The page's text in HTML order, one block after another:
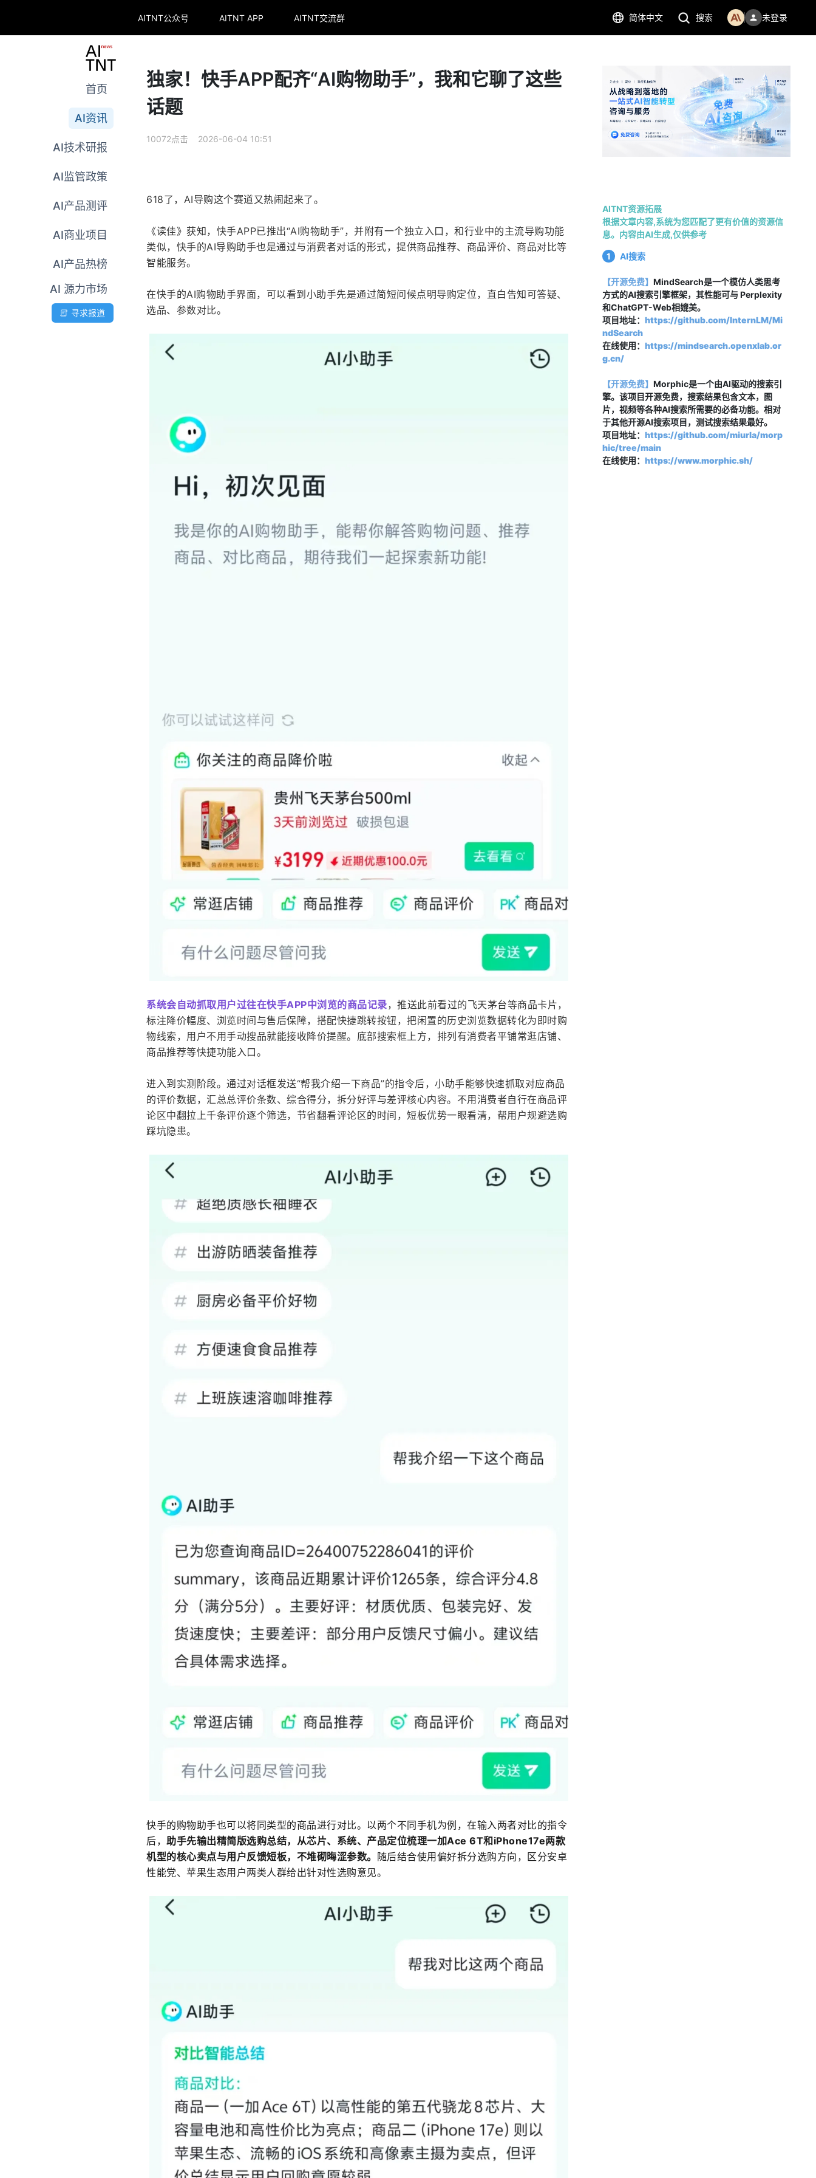
AITNT公众号 AITNT APP AITNT交流群 简体中文 搜索 未登录
首页
AI资讯
AI技术研报
AI监管政策
AI产品测评
AI商业项目
AI产品热榜
AI 源力市场
寻求报道
独家！快手APP配齐“AI购物助手”，我和它聊了这些
话题
10072点击 2026-06-04 10:51
618了，AI导购这个赛道又热闹起来了。
《读佳》获知，快手APP已推出“AI购物助手”，并附有一个独立入口，和行业中的主流导购功能
类似，快手的AI导购助手也是通过与消费者对话的形式，提供商品推荐、商品评价、商品对比等
智能服务。
在快手的AI购物助手界面，可以看到小助手先是通过简短问候点明导购定位，直白告知可答疑、
选品、参数对比。
系统会自动抓取用户过往在快手APP中浏览的商品记录，推送此前看过的飞天茅台等商品卡片，
标注降价幅度、浏览时间与售后保障，搭配快捷跳转按钮，把闲置的历史浏览数据转化为即时购
物线索，用户不用手动搜品就能接收降价提醒。底部搜索框上方，排列有消费者平铺常逛店铺、
商品推荐等快捷功能入口。
进入到实测阶段。通过对话框发送“帮我介绍一下商品”的指令后，小助手能够快速抓取对应商品
的评价数据，汇总总评价条数、综合得分，拆分好评与差评核心内容。不用消费者自行在商品评
论区中翻拉上千条评价逐个筛选，节省翻看评论区的时间，短板优势一眼看清，帮用户规避选购
踩坑隐患。
快手的购物助手也可以将同类型的商品进行对比。以两个不同手机为例，在输入两者对比的指令
后， 助手先输出精简版选购总结，从芯片、系统、产品定位梳理一加Ace 6T和iPhone17e两款
机型的核心卖点与用户反馈短板，不堆砌晦涩参数。 随后结合使用偏好拆分选购方向，区分安卓
性能党、苹果生态用户两类人群给出针对性选购意见。
AITNT资源拓展
根据文章内容,系统为您匹配了更有价值的资源信
息。内容由AI生成,仅供参考
1 AI搜索
【开源免费】 MindSearch是一个模仿人类思考
方式的AI搜索引擎框架，其性能可与 Perplexity
和ChatGPT-Web相媲美。
项目地址： https://github.com/InternLM/Mi
ndSearch
在线使用： https://mindsearch.openxlab.or
g.cn/
【开源免费】 Morphic是一个由AI驱动的搜索引
擎。该项目开源免费，搜索结果包含文本，图
片，视频等各种AI搜索所需要的必备功能。相对
于其他开源AI搜索项目，测试搜索结果最好。
项目地址： https://github.com/miurla/morp
hic/tree/main
在线使用： https://www.morphic.sh/